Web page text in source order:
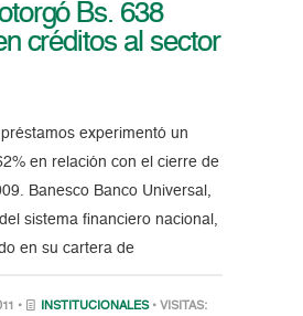
Bs. 638
créditos al sector
experimentó un
en relación con el cierre de
Banesco Banco Universal,
sistema financiero nacional,
en su cartera de
• INSTITUCIONALES • VISITAS: